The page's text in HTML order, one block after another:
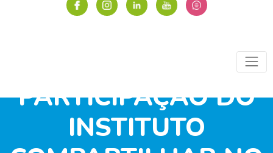
REMS OPORTUNIZA
PARTICIPAÇÃO DO
INSTITUTO